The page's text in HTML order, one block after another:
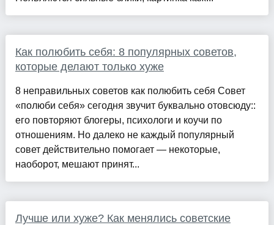
Как полюбить себя: 8 популярных советов,
которые делают только хуже
8 неправильных советов как полюбить себя Совет
«полюби себя» сегодня звучит буквально отовсюду::
его повторяют блогеры, психологи и коучи по
отношениям. Но далеко не каждый популярный
совет действительно помогает — некоторые,
наоборот, мешают принят...
Лучше или хуже? Как менялись советские